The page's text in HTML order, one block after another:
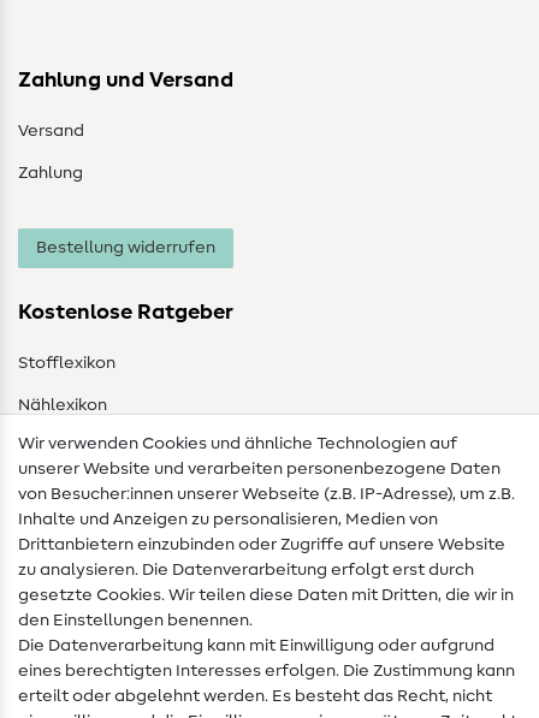
Zahlung und Versand
Versand
Zahlung
Bestellung widerrufen
Kostenlose Ratgeber
Stofflexikon
Nählexikon
Nähanleitungen
Hilfe & Kontakt
Kontakt
Infos zum Betreiberwechsel
Widerrufsrecht
Wir verwenden Cookies und ähnliche Technologien auf
unserer Website und verarbeiten personenbezogene Daten
von Besucher:innen unserer Webseite (z.B. IP-Adresse), um z.B.
Inhalte und Anzeigen zu personalisieren, Medien von
Drittanbietern einzubinden oder Zugriffe auf unsere Website
zu analysieren. Die Datenverarbeitung erfolgt erst durch
gesetzte Cookies. Wir teilen diese Daten mit Dritten, die wir in
den Einstellungen benennen.
Die Datenverarbeitung kann mit Einwilligung oder aufgrund
eines berechtigten Interesses erfolgen. Die Zustimmung kann
erteilt oder abgelehnt werden. Es besteht das Recht, nicht